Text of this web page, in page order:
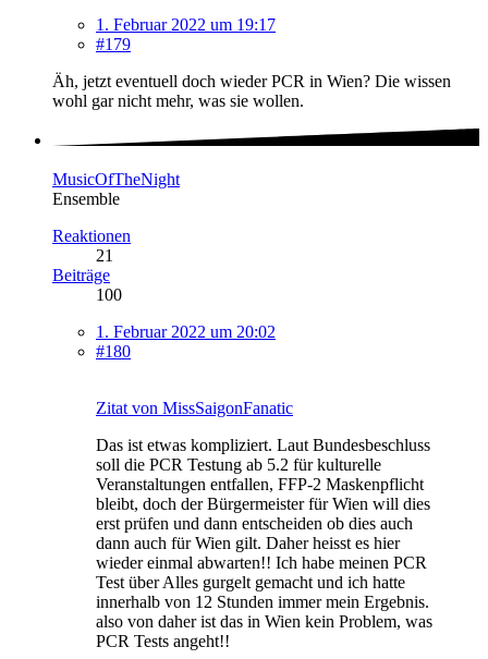
1. Februar 2022 um 19:17
#179
Äh, jetzt eventuell doch wieder PCR in Wien? Die wissen
wohl gar nicht mehr, was sie wollen.
MusicOfTheNight
Ensemble
Reaktionen
21
Beiträge
100
1. Februar 2022 um 20:02
#180
Zitat von MissSaigonFanatic
Das ist etwas kompliziert. Laut Bundesbeschluss
soll die PCR Testung ab 5.2 für kulturelle
Veranstaltungen entfallen, FFP-2 Maskenpflicht
bleibt, doch der Bürgermeister für Wien will dies
erst prüfen und dann entscheiden ob dies auch
dann auch für Wien gilt. Daher heisst es hier
wieder einmal abwarten!! Ich habe meinen PCR
Test über Alles gurgelt gemacht und ich hatte
innerhalb von 12 Stunden immer mein Ergebnis.
also von daher ist das in Wien kein Problem, was
PCR Tests angeht!!